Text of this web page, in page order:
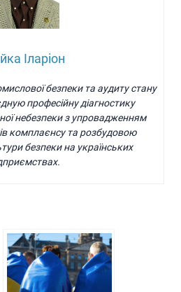
Іларіон
безпеки та аудиту стану
професійну діагностику
небезпеки з упровадженням
комплаєнсу та розбудовою
безпеки на українських